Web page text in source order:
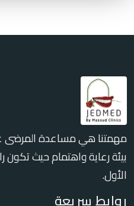
مهمتنا هي مساعدة المرضى
بيئة رعاية واهتمام حيث
الأول.
روابط سريعة